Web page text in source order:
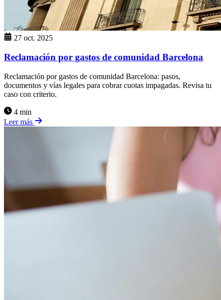
27 oct. 2025
Reclamación por gastos de comunidad Barcelona
Reclamación por gastos de comunidad Barcelona: pasos,
documentos y vías legales para cobrar cuotas impagadas. Revisa tu
caso con criterio.
4 min
Leer más